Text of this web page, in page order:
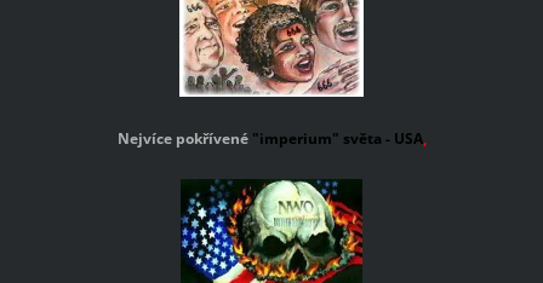
Nejvíce pokřívené "imperium" světa - USA,